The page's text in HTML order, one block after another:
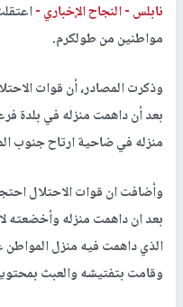
نابلس -النجاح الإخباري -
مواطنين من طولكرم.
وذكرت المصادر، أن قوات
بعد أن داهمت منزله في بلدة
منزله في ضاحية ارتاح جنوب
وأضافت ان قوات الاحتلال
بعد ان داهمت منزله وأخضعته
الذي داهمت فيه منزل المواطن
وقامت بتفتيشه والعبث